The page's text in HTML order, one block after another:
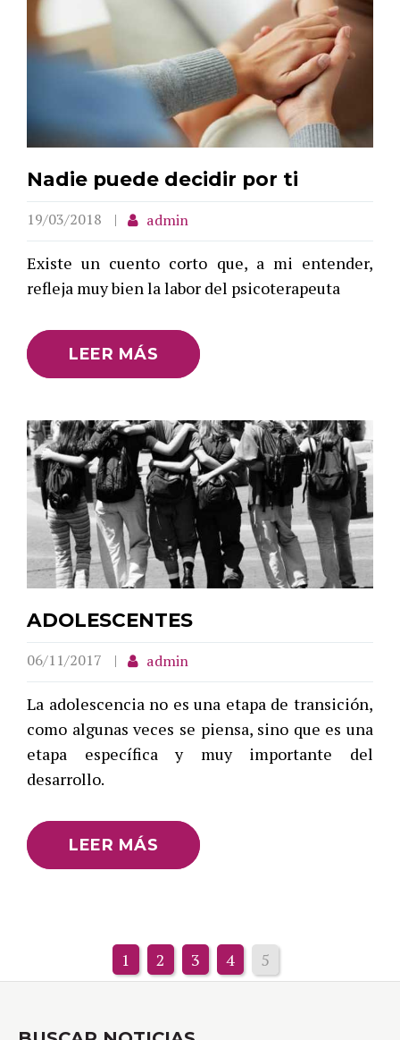
Nadie puede decidir por ti
19/03/2018 admin
Existe un cuento corto que, a mi entender,
refleja muy bien la labor del psicoterapeuta
LEER MÁS
ADOLESCENTES
06/11/2017 admin
La adolescencia no es una etapa de transición,
como algunas veces se piensa, sino que es una
etapa específica y muy importante del
desarrollo.
LEER MÁS
1 2 3 4 5